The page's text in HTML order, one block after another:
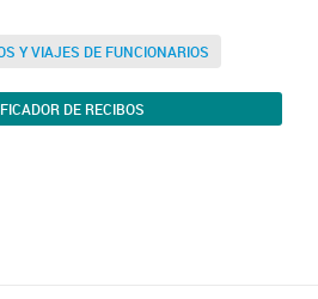
Y VIAJES DE FUNCIONARIOS
DE RECIBOS